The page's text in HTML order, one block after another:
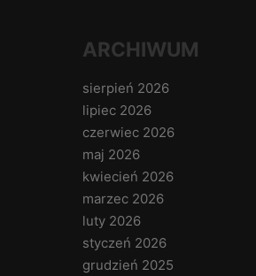
ARCHIWUM
sierpień 2026
lipiec 2026
czerwiec 2026
maj 2026
kwiecień 2026
marzec 2026
luty 2026
styczeń 2026
grudzień 2025